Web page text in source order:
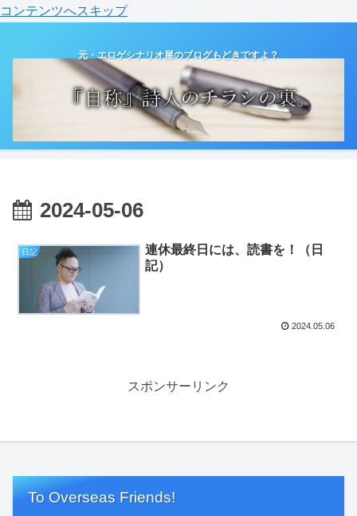
コンテンツへスキップ
元・エロゲシナリオ屋のブログもどきですよ？
2024-05-06
日記
連休最終日には、読書を！（日
記）
2024.05.06
スポンサーリンク
To Overseas Friends!